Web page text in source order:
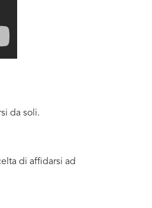
da soli.
di affidarsi ad